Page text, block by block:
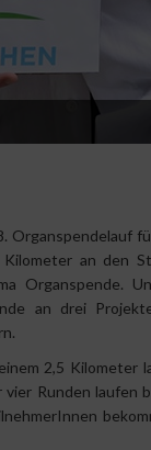
Organspendelauf
an den
Organspende.
an drei
2,5 Kilometer
Runden laufen